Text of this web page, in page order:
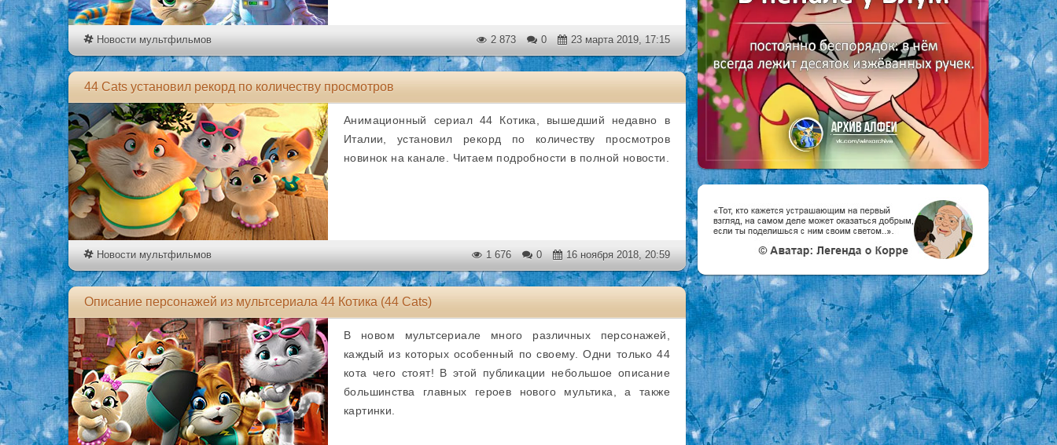
Новости мультфильмов 2 873 0 23 марта 2019, 17:15
44 Cats установил рекорд по количеству просмотров
Анимационный сериал 44 Котика, вышедший недавно в
Италии, установил рекорд по количеству просмотров
новинок на канале. Читаем подробности в полной новости.
Новости мультфильмов 1 676 0 16 ноября 2018, 20:59
Описание персонажей из мультсериала 44 Котика (44 Cats)
В новом мультсериале много различных персонажей,
каждый из которых особенный по своему. Одни только 44
кота чего стоят! В этой публикации небольшое описание
большинства главных героев нового мультика, а также
картинки.